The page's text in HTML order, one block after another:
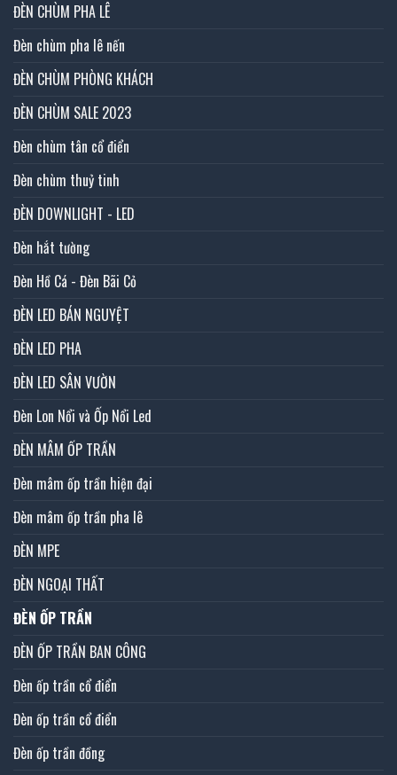
ĐÈN CHÙM PHA LÊ
Đèn chùm pha lê nến
ĐÈN CHÙM PHÒNG KHÁCH
ĐÈN CHÙM SALE 2023
Đèn chùm tân cổ điển
Đèn chùm thuỷ tinh
ĐÈN DOWNLIGHT - LED
Đèn hắt tường
Đèn Hồ Cá - Đèn Bãi Cỏ
ĐÈN LED BÁN NGUYỆT
ĐÈN LED PHA
ĐÈN LED SÂN VƯỜN
Đèn Lon Nổi và Ốp Nổi Led
ĐÈN MÂM ỐP TRẦN
Đèn mâm ốp trần hiện đại
Đèn mâm ốp trần pha lê
ĐÈN MPE
ĐÈN NGOẠI THẤT
ĐÈN ỐP TRẦN
ĐÈN ỐP TRẦN BAN CÔNG
Đèn ốp trần cổ điển
Đèn ốp trần cổ điển
Đèn ốp trần đồng